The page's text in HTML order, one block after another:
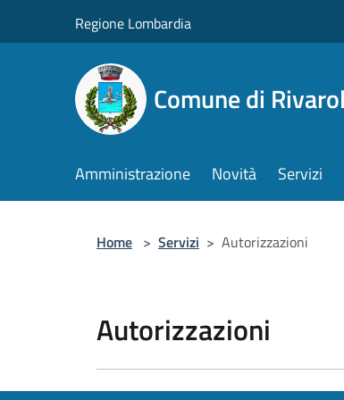
Regione Lombardia
Comune di
Amministrazione Novità Servizi
Home > Servizi > Autorizzazioni
Autorizzazioni